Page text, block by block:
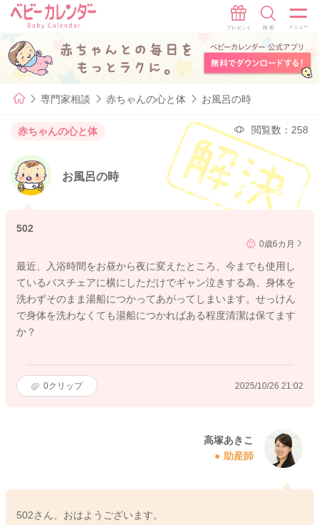
専門家相談 赤ちゃんの心と体 お風呂の時
赤ちゃんの心と体 閲覧数：258
お風呂の時
502
0歳6カ月
最近、入浴時間をお昼から夜に変えたところ、今までも使用し
ているバスチェアに横にしただけでギャン泣きする為、身体を
洗わずそのまま湯船につかってあがってしまいます。せっけん
で身体を洗わなくても湯船につかればある程度清潔は保てます
か？
0クリップ 2025/10/26 21:02
高塚あきこ
助産師
502さん、おはようございます。